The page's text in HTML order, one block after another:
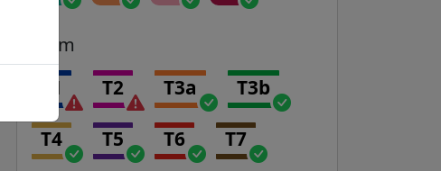
Tram
T1 T2 T3a T3b
T4 T5 T6 T7